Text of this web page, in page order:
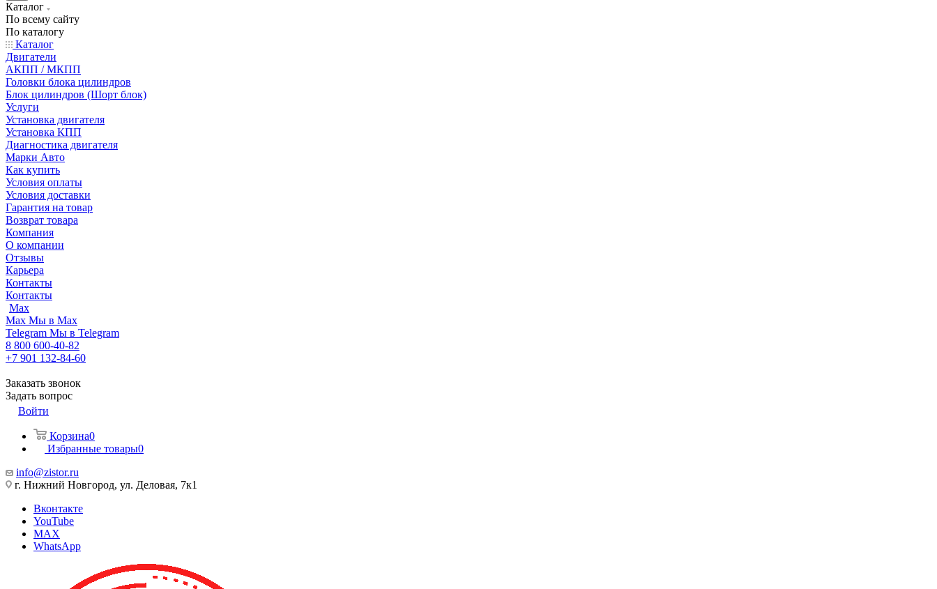
Каталог
По всему сайту
По каталогу
Каталог
Двигатели
АКПП / МКПП
Головки блока цилиндров
Блок цилиндров (Шорт блок)
Услуги
Установка двигателя
Установка КПП
Диагностика двигателя
Марки Авто
Как купить
Условия оплаты
Условия доставки
Гарантия на товар
Возврат товара
Компания
О компании
Отзывы
Карьера
Контакты
Контакты
Max
Max Мы в Max
Telegram Мы в Telegram
8 800 600-40-82
+7 901 132-84-60
Заказать звонок
Задать вопрос
Войти
Корзина0
Избранные товары0
info@zistor.ru
г. Нижний Новгород, ул. Деловая, 7к1
Вконтакте
YouTube
MAX
WhatsApp